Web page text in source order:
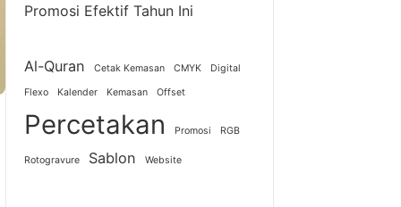
Promosi Efektif Tahun Ini
Al-Quran Cetak Kemasan CMYK Digital
Flexo Kalender Kemasan Offset
Percetakan Promosi RGB
Rotogravure Sablon Website